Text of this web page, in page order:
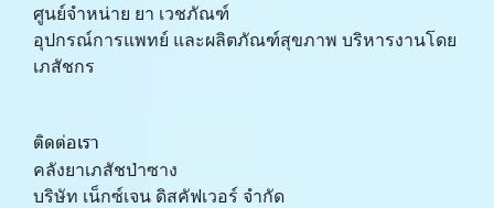
ศูนย์จำหน่าย ยา เวชภัณฑ์
﻿อุปกรณ์การแพทย์ และผลิตภัณฑ์สุขภาพ บริหารงานโดย
เภสัชกร
ติดต่อเรา
คลังยาเภสัชป่าซาง
บริษัท เน็กซ์เจน ดิสคัฟเวอร์ จำกัด